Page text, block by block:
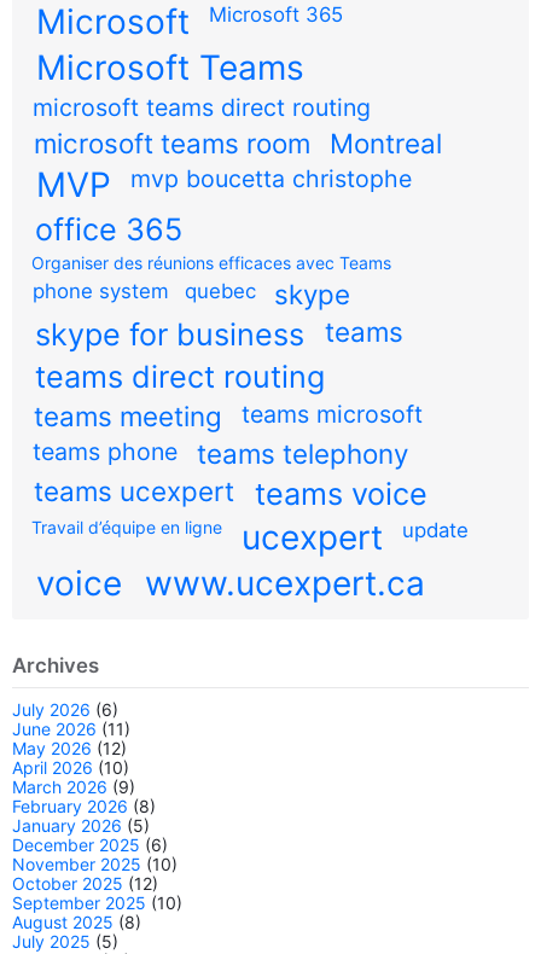
Microsoft Microsoft 365
Microsoft Teams
microsoft teams direct routing
microsoft teams room Montreal
MVP mvp boucetta christophe
office 365
Organiser des réunions efficaces avec Teams
phone system quebec skype
skype for business teams
teams direct routing
teams meeting
teams microsoft
teams phone
teams telephony
teams ucexpert
teams voice
Travail d’équipe en ligne ucexpert update
voice www.ucexpert.ca
Archives
July 2026 (6)
June 2026 (11)
May 2026 (12)
April 2026 (10)
March 2026 (9)
February 2026 (8)
January 2026 (5)
December 2025 (6)
November 2025 (10)
October 2025 (12)
September 2025 (10)
August 2025 (8)
July 2025 (5)